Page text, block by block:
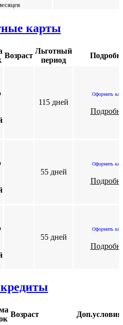
карты
Возраст
Льготный
период
115 дней
Оформить
55 дней
Оформить
55 дней
Оформить
Возраст Доп.условия